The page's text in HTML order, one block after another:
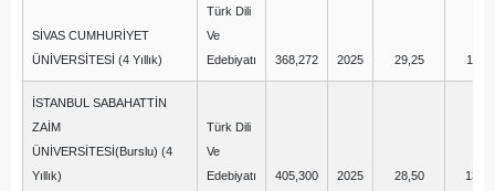
SİVAS CUMHURİYET
ÜNİVERSİTESİ (4 Yıllık)
Türk Dili
Ve
Edebiyatı
368,272 2025 29,25 11,75
İSTANBUL SABAHATTİN
ZAİM
ÜNİVERSİTESİ(Burslu) (4
Yıllık)
Türk Dili
Ve
Edebiyatı
405,300 2025 28,50 13,25